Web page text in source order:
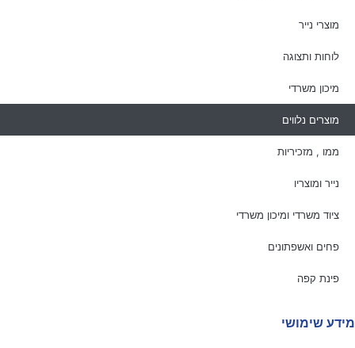
מוצרי נייר
לוחות ותצוגה
מיכון משרדי
מוצרים נלווים
ממו , מזכיריות
נייר ומוצריו
ציוד משרדי ומיכון משרדי
פחים ואשפתונים
פינת קפה
מידע שימושי